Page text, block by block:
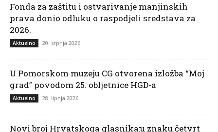
Fonda za zaštitu i ostvarivanje manjinskih
prava donio odluku o raspodjeli sredstava za
2026.
Aktuelno 20. srpnja 2026.
U Pomorskom muzeju CG otvorena izložba “Moj
grad” povodom 25. obljetnice HGD-a
Aktuelno 28. lipnja 2026.
Novi broj Hrvatskoga glasnika:u znaku četvrt